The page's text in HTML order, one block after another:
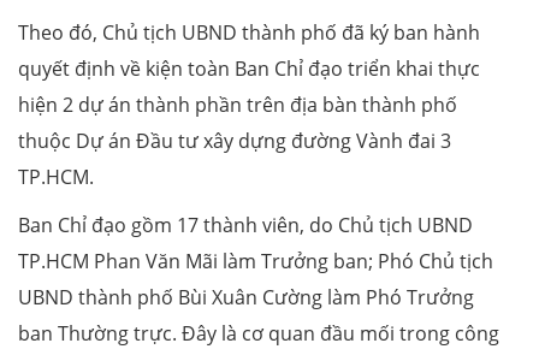
Theo đó, Chủ tịch UBND thành phố đã ký ban hành
quyết định về kiện toàn Ban Chỉ đạo triển khai thực
hiện 2 dự án thành phần trên địa bàn thành phố
thuộc Dự án Đầu tư xây dựng đường Vành đai 3
TP.HCM.
Ban Chỉ đạo gồm 17 thành viên, do Chủ tịch UBND
TP.HCM Phan Văn Mãi làm Trưởng ban; Phó Chủ tịch
UBND thành phố Bùi Xuân Cường làm Phó Trưởng
ban Thường trực. Đây là cơ quan đầu mối trong công